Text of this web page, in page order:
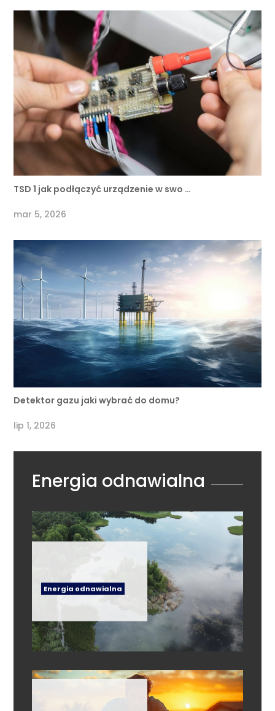
TSD 1 jak podłączyć urządzenie w swo …
mar 5, 2026
Detektor gazu jaki wybrać do domu?
lip 1, 2026
Energia odnawialna
Energia odnawialna